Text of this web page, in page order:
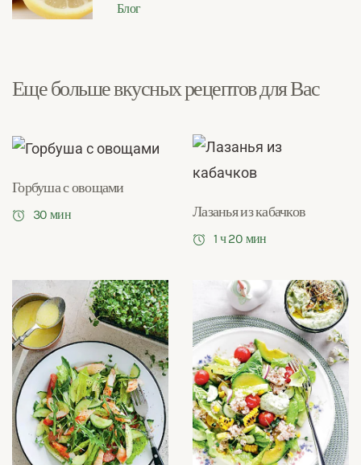
Блог
Еще больше вкусных рецептов для Вас
Горбуша с овощами
30 мин Лазанья из кабачков
1 ч 20 мин